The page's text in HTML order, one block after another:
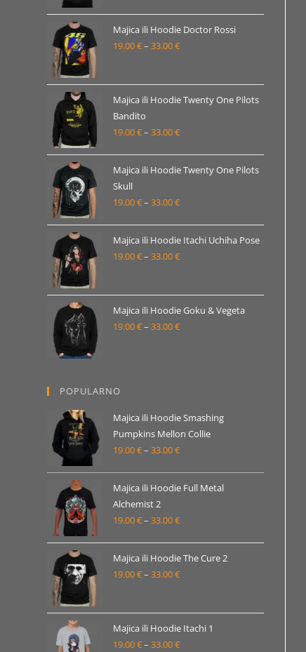
od
19.00 €
do
Majica ili Hoodie Doctor Rossi
19.00€– 33.00€Raspon
od
19.00 €
33.00 €
Majica ili Hoodie Twenty One Pilots
Bandito
19.00€– 33.00€Raspon
od
do
Majica ili Hoodie Twenty One Pilots
Skull
19.00€– 33.00€Raspon
od
19.00 €
Majica ili Hoodie Itachi Uchiha Pose
19.00€– 33.00€Raspon
od
19.00 €
do
Majica ili Hoodie Goku & Vegeta
19.00€– 33.00€Raspon
33.00 €
POPULARNO
Majica ili Hoodie Smashing
Pumpkins Mellon Collie
19.00€– 33.00€Raspon
od
do
Majica ili Hoodie Full Metal
Alchemist 2
19.00€– 33.00€Raspon
od
19.00 €
Majica ili Hoodie The Cure 2
19.00€– 33.00€Raspon
od
19.00 €
do
Majica ili Hoodie Itachi 1
19.00€– 33.00€Raspon